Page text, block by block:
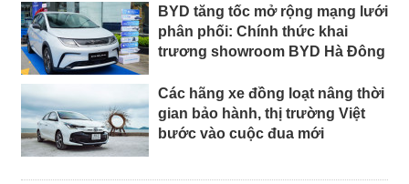
BYD tăng tốc mở rộng mạng lưới
phân phối: Chính thức khai
trương showroom BYD Hà Đông
Các hãng xe đồng loạt nâng thời
gian bảo hành, thị trường Việt
bước vào cuộc đua mới